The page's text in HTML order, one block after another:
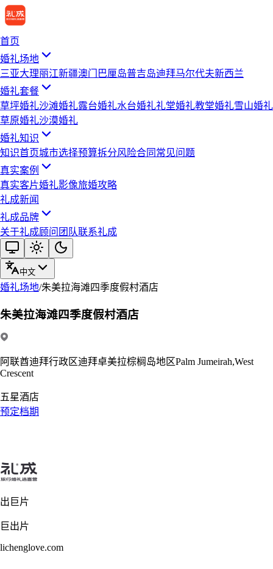
首页
婚礼场地
三亚大理丽江新疆澳门 巴厘岛普吉岛迪拜马尔代夫新西兰
婚礼套餐
草坪婚礼沙滩婚礼露台婚礼水台婚礼礼堂婚礼教堂婚礼雪山婚礼
草原婚礼沙漠婚礼
婚礼知识
知识首页城市选择预算拆分风险合同 常见问题
真实案例
真实客片婚礼影像旅婚攻略
礼成新闻
礼成品牌
关于礼成顾问团队联系礼成
中文
婚礼场地/朱美拉海滩四季度假村酒店
朱美拉海滩四季度假村酒店
阿联酋迪拜行政区迪拜卓美拉棕榈岛地区Palm Jumeirah,West
Crescent
五星酒店
预定档期
出巨片
巨出片
lichenglove.com